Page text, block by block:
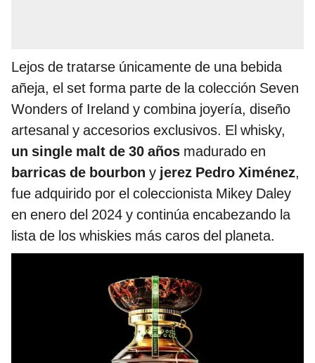
Lejos de tratarse únicamente de una bebida
añeja, el set forma parte de la colección Seven
Wonders of Ireland y combina joyería, diseño
artesanal y accesorios exclusivos. El whisky,
un single malt de 30 años madurado en
barricas de bourbon y jerez Pedro Ximénez,
fue adquirido por el coleccionista Mikey Daley
en enero del 2024 y continúa encabezando la
lista de los whiskies más caros del planeta.